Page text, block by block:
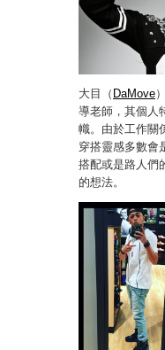
大目（ DaMove
導老師，其個人
幟。由於工作關
穿搭靈感多數會
搭配或是路人們
的想法。